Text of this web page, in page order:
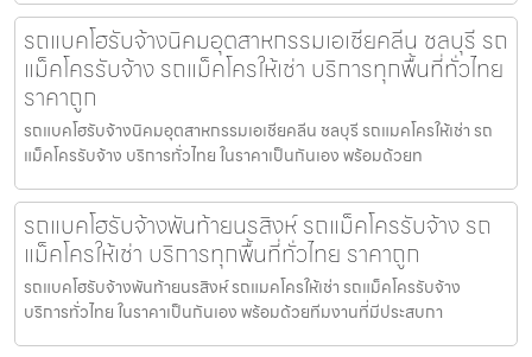
รถแบคโฮรับจ้างนิคมอุตสาหกรรมเอเชียคลีน ชลบุรี รถ
แม็คโครรับจ้าง รถแม็คโครให้เช่า บริการทุกพื้นที่ทั่วไทย
ราคาถูก
รถแบคโฮรับจ้างนิคมอุตสาหกรรมเอเชียคลีน ชลบุรี รถแมคโครให้เช่า รถ
แม็คโครรับจ้าง บริการทั่วไทย ในราคาเป็นกันเอง พร้อมด้วยท
รถแบคโฮรับจ้างพันท้ายนรสิงห์ รถแม็คโครรับจ้าง รถ
แม็คโครให้เช่า บริการทุกพื้นที่ทั่วไทย ราคาถูก
รถแบคโฮรับจ้างพันท้ายนรสิงห์ รถแมคโครให้เช่า รถแม็คโครรับจ้าง
บริการทั่วไทย ในราคาเป็นกันเอง พร้อมด้วยทีมงานที่มีประสบกา